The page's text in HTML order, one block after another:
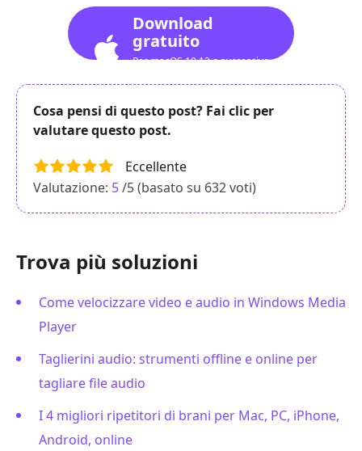
Download
gratuito
Per macOS 10.12 o successivo
Cosa pensi di questo post? Fai clic per
valutare questo post.
Eccellente
Valutazione: 5/5 (basato su 632voti)
Trova più soluzioni
Come velocizzare video e audio in Windows Media
Player
Taglierini audio: strumenti offline e online per
tagliare file audio
I 4 migliori ripetitori di brani per Mac, PC, iPhone,
Android, online